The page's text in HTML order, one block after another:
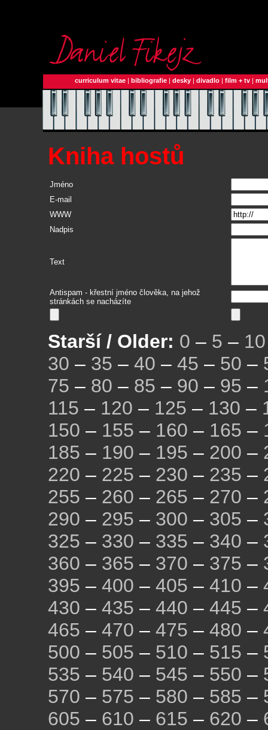
curriculum vitae | bibliografie | desky | divadlo | film + tv |
Kniha hostů
Jméno
E-mail
WWW
Nadpis
Text
Antispam - křestní jméno člověka, na jehož
stránkách se nacházíte
Starší / Older: 0 – 5 – 10
30 – 35 – 40 – 45 – 50 –
75 – 80 – 85 – 90 – 95 –
115 – 120 – 125 – 130 –
150 – 155 – 160 – 165 –
185 – 190 – 195 – 200 –
220 – 225 – 230 – 235 –
255 – 260 – 265 – 270 –
290 – 295 – 300 – 305 –
325 – 330 – 335 – 340 –
360 – 365 – 370 – 375 –
395 – 400 – 405 – 410 –
430 – 435 – 440 – 445 –
465 – 470 – 475 – 480 –
500 – 505 – 510 – 515 –
535 – 540 – 545 – 550 –
570 – 575 – 580 – 585 –
605 – 610 – 615 – 620 –